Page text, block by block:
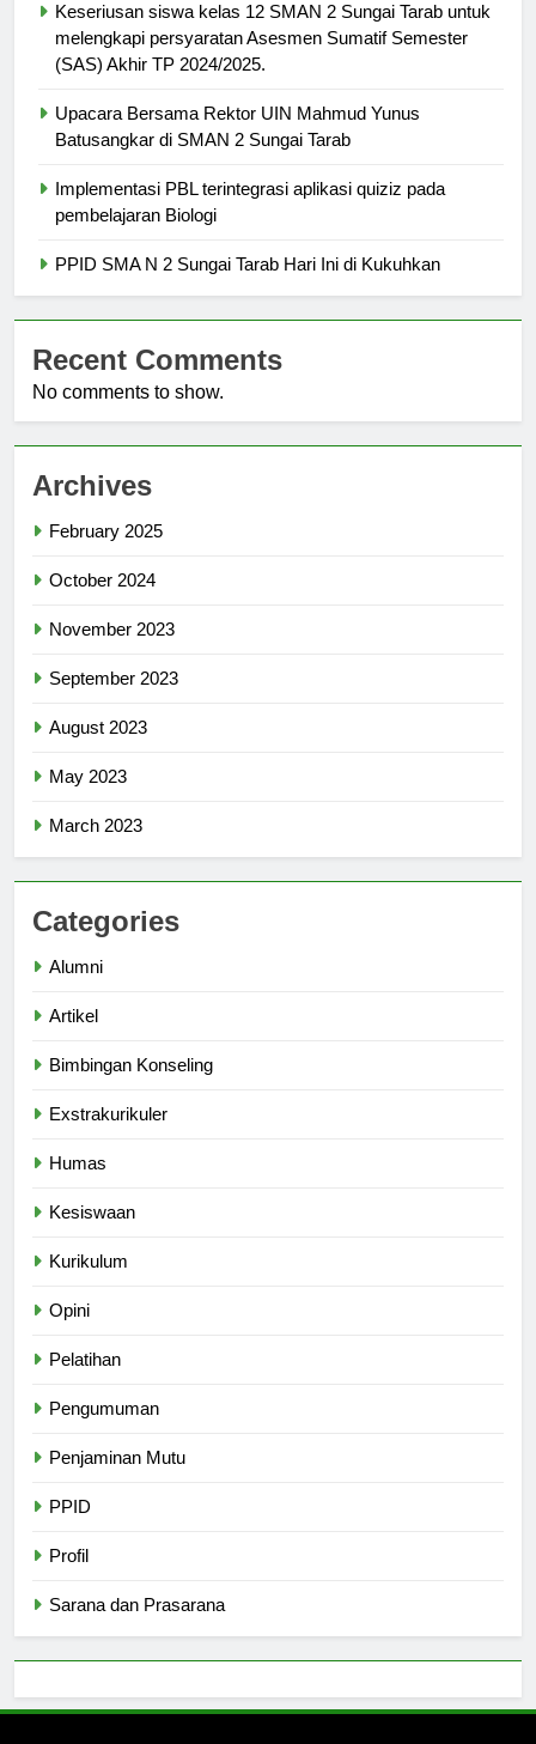
Keseriusan siswa kelas 12 SMAN 2 Sungai Tarab untuk
melengkapi persyaratan Asesmen Sumatif Semester
(SAS) Akhir TP 2024/2025.
Upacara Bersama Rektor UIN Mahmud Yunus
Batusangkar di SMAN 2 Sungai Tarab
Implementasi PBL terintegrasi aplikasi quiziz pada
pembelajaran Biologi
PPID SMA N 2 Sungai Tarab Hari Ini di Kukuhkan
Recent Comments
No comments to show.
Archives
February 2025
October 2024
November 2023
September 2023
August 2023
May 2023
March 2023
Categories
Alumni
Artikel
Bimbingan Konseling
Exstrakurikuler
Humas
Kesiswaan
Kurikulum
Opini
Pelatihan
Pengumuman
Penjaminan Mutu
PPID
Profil
Sarana dan Prasarana